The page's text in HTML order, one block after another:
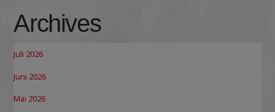
Archives
Juli 2026
Juni 2026
Mai 2026